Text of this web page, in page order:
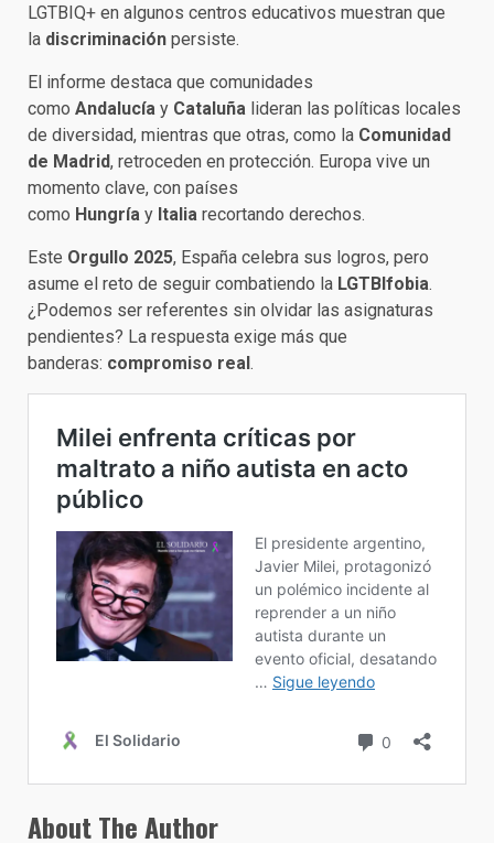
LGTBIQ+ en algunos centros educativos muestran que
la discriminación persiste.
El informe destaca que comunidades
como Andalucía y Cataluña lideran las políticas locales
de diversidad, mientras que otras, como la Comunidad
de Madrid, retroceden en protección. Europa vive un
momento clave, con países
como Hungría y Italia recortando derechos.
Este Orgullo 2025, España celebra sus logros, pero
asume el reto de seguir combatiendo la LGTBIfobia.
¿Podemos ser referentes sin olvidar las asignaturas
pendientes? La respuesta exige más que
banderas: compromiso real.
About The Author